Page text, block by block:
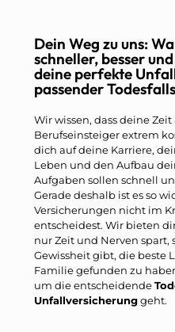
Dein Weg zu uns:
schneller, besser
deine perfekte
passender
Wir wissen, dass deine
Berufseinsteiger extrem
dich auf deine Karriere,
Leben und den Aufbau
Aufgaben sollen schnell
Gerade deshalb ist es so
Versicherungen nicht im
entscheidest. Wir bieten
nur Zeit und Nerven spart,
Gewissheit gibt, die beste
Familie gefunden zu
um die entscheidende
Unfallversicherunggeht.